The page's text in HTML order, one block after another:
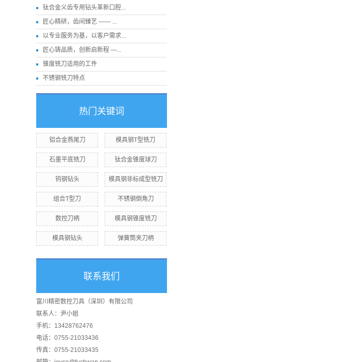
钛合金义齿专用钻头革新口腔...
匠心精研，齿间臻艺 —— ...
以专业服务为基，以客户需求...
匠心铸品质，创新启新程 —...
锥度铣刀适用的工件
不锈钢铣刀特点
热门关键词
铝合金燕尾刀 模具钢T型铣刀
石墨平底铣刀 钛合金锥度球刀
钨钢钻头 模具钢非标成型铣刀
组合T型刀 不锈钢倒角刀
数控刀柄 模具钢锥度铣刀
模具钢钻头 弹簧筒夹刀柄
联系我们
富川精密数控刀具（深圳）有限公司
联系人：尹小姐
手机：13428762476
电话：0755-21033436
传真：0755-21033435